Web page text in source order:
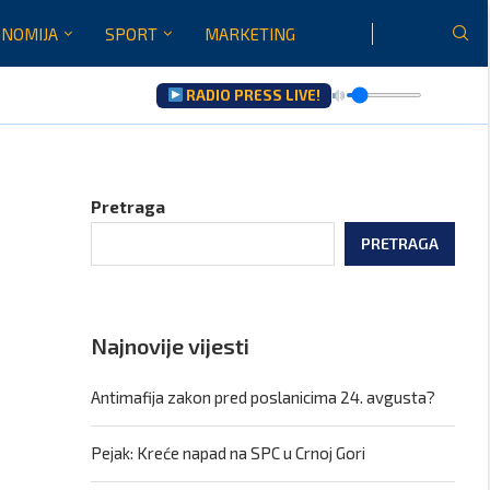
SPORT MARKETING
RADIO PRESS LIVE!
Pretraga
PRETRAGA
Najnovije vijesti
Antimafija zakon pred poslanicima 24. avgusta?
Pejak: Kreće napad na SPC u Crnoj Gori